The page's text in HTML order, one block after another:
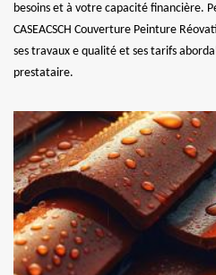
besoins et à votre capacité financière.
CASEACSCH Couverture Peinture
ses travaux e qualité et ses tarifs
prestataire.